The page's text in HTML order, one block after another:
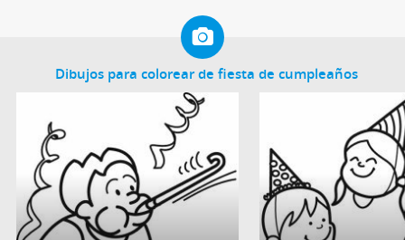
Dibujos para colorear de fiesta de cumpleaños